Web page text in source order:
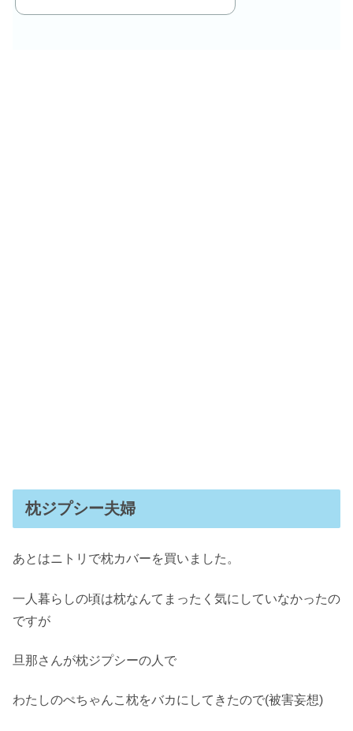
枕ジプシー夫婦
あとはニトリで枕カバーを買いました。
一人暮らしの頃は枕なんてまったく気にしていなかったの
ですが
旦那さんが枕ジプシーの人で
わたしのぺちゃんこ枕をバカにしてきたので(被害妄想)